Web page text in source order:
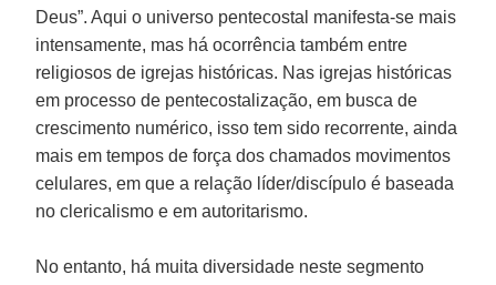
Deus”. Aqui o universo pentecostal manifesta-se mais
intensamente, mas há ocorrência também entre
religiosos de igrejas históricas. Nas igrejas históricas
em processo de pentecostalização, em busca de
crescimento numérico, isso tem sido recorrente, ainda
mais em tempos de força dos chamados movimentos
celulares, em que a relação líder/discípulo é baseada
no clericalismo e em autoritarismo.
No entanto, há muita diversidade neste segmento